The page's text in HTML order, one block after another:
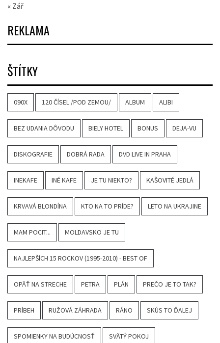
« Zář
REKLAMA
ŠTÍTKY
090X 120 ČÍSEL /POD ZEMOU/ ALBUM ALIBI
BEZ UDANIA DÔVODU BIELY HOTEL BONUS DEJA-VU
DISKOGRAFIE DOBRÁ RADA DVD LIVE IN PRAHA
INEKAFE INÉ KAFE JE TU NIEKTO? KAŠOVITÉ JEDLÁ
KRVAVÁ BLONDÍNA KTO NA TO PRÍDE? LETO NA UKRAJINE
MAM POCIT... MOLDAVSKO JE TU
NAJLEPŠÍCH 15 ROCKOV (1995-2010) - BEST OF
OPÄŤ NA STRECHE PETRA PLÁN PREČO JE TO TAK?
PRÍBEH RUŽOVÁ ZÁHRADA RÁNO SKÚS TO ĎALEJ
SPOMIENKY NA BUDÚCNOSŤ SVÄTÝ POKOJ